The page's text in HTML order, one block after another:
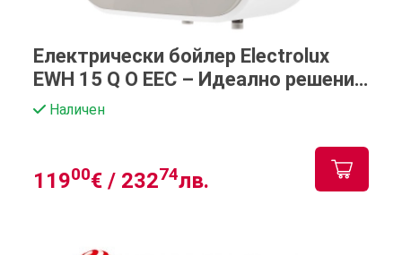
Електрически бойлер Electrolux
EWH 15 Q O EEC – Идеално решение
с долно включване и 15 литра
Наличен
11900€ / 23274лв.